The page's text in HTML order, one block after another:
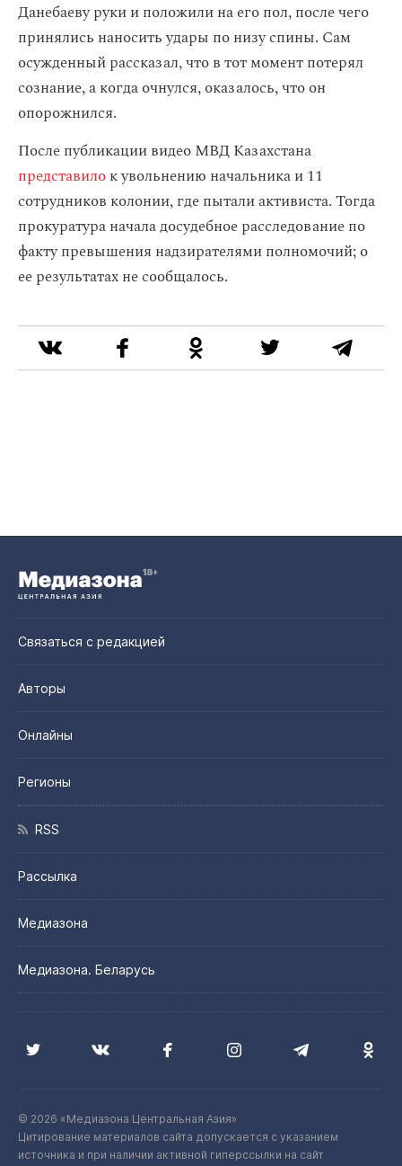
Данебаеву руки и положили на его пол, после чего
принялись наносить удары по низу спины. Сам
осужденный рассказал, что в тот момент потерял
сознание, а когда очнулся, оказалось, что он
опорожнился.
После публикации видео МВД Казахстана
представилок увольнению начальника и 11
сотрудников колонии, где пытали активиста. Тогда
прокуратура начала досудебное расследование по
факту превышения надзирателями полномочий; о
ее результатах не сообщалось.
Связаться с редакцией
Авторы
Онлайны
Регионы
RSS
Рассылка
Медиазона
Медиазона. Беларусь
© 2026 «Медиазона Центральная Азия»
Цитирование материалов сайта допускается с указанием
источника и при наличии активной гиперссылки на сайт